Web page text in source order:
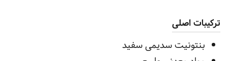
ترکیبات اصلی
بنتونیت سدیمی سفید